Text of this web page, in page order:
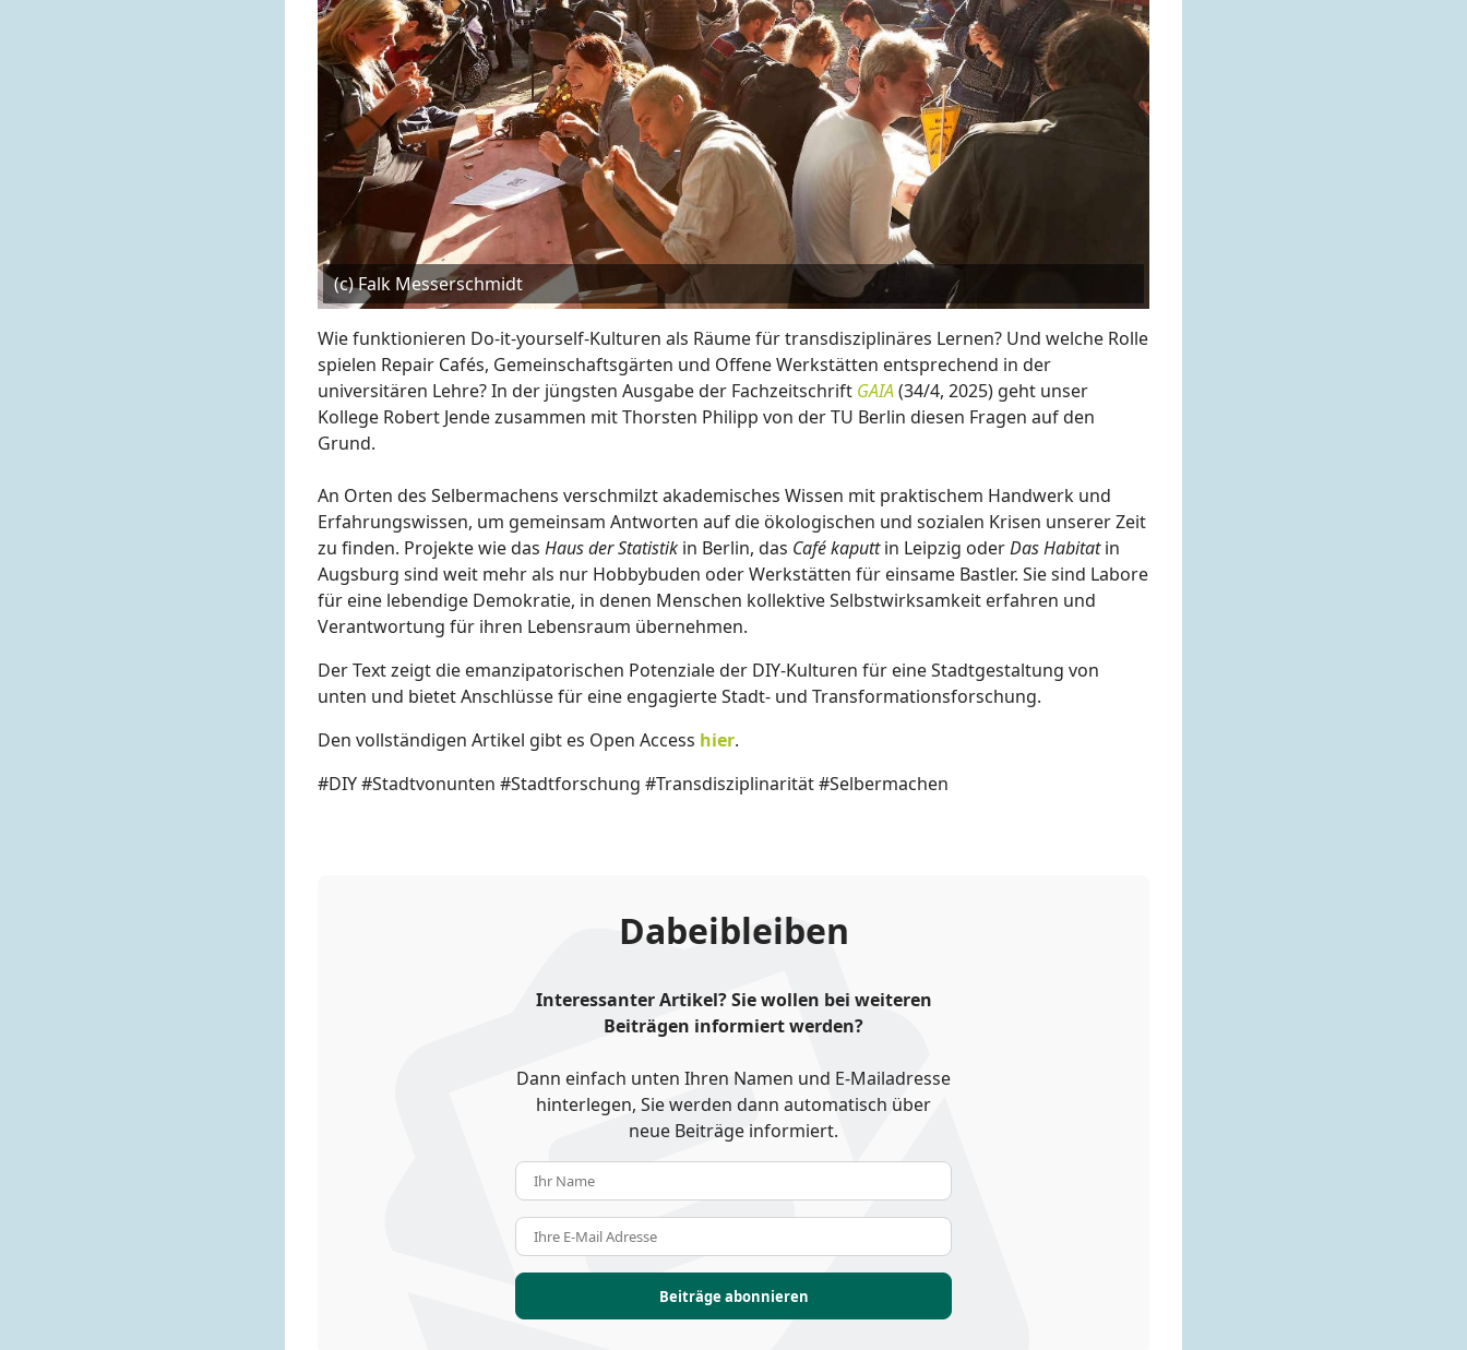
(c) Falk Messerschmidt
Wie funktionieren Do-it-yourself-Kulturen als Räume für transdisziplinäres Lernen? Und welche Rolle
spielen Repair Cafés, Gemeinschaftsgärten und Offene Werkstätten entsprechend in der
universitären Lehre? In der jüngsten Ausgabe der Fachzeitschrift GAIA(34/4, 2025) geht unser
Kollege Robert Jende zusammen mit Thorsten Philipp von der TU Berlin diesen Fragen auf den
Grund.
An Orten des Selbermachens verschmilzt akademisches Wissen mit praktischem Handwerk und
Erfahrungswissen, um gemeinsam Antworten auf die ökologischen und sozialen Krisen unserer Zeit
zu finden. Projekte wie das Haus der Statistik in Berlin, das Café kaputtin Leipzig oderDas Habitatin
Augsburg sind weit mehr als nur Hobbybuden oder Werkstätten für einsame Bastler. Sie sind Labore
für eine lebendige Demokratie, in denen Menschen kollektive Selbstwirksamkeit erfahren und
Verantwortung für ihren Lebensraum übernehmen.
Der Text zeigt die emanzipatorischen Potenziale der DIY-Kulturen für eine Stadtgestaltung von
unten und bietet Anschlüsse für eine engagierte Stadt- und Transformationsforschung.
Den vollständigen Artikel gibt es Open Access hier.
#DIY #Stadtvonunten #Stadtforschung #Transdisziplinarität #Selbermachen
Dabeibleiben
Interessanter Artikel? Sie wollen bei weiteren
Beiträgen informiert werden?
Dann einfach unten Ihren Namen und E-Mailadresse
hinterlegen, Sie werden dann automatisch über
neue Beiträge informiert.
Beiträge abonnieren